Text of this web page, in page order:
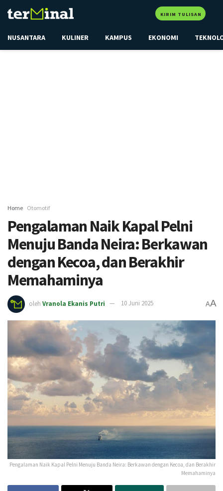
KIRIM TULISAN
NUSANTARA KULINER KAMPUS EKONOMI
Home Otomotif
Pengalaman Naik Kapal Pelni
Menuju Banda Neira: Berkawan
dengan Kecoa, dan Berakhir
Memahaminya
oleh Vranola Ekanis Putri 10 Juni 2025 AA
Pengalaman Naik Kapal Pelni Menuju Banda Neira: Berkawan dengan Kecoa, dan Berakhir
Memahaminya